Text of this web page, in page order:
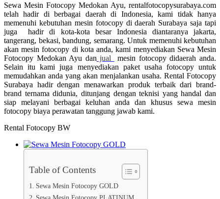
Sewa Mesin Fotocopy Medokan Ayu, rentalfotocopysurabaya.com
telah hadir di berbagai daerah di Indonesia, kami tidak hanya
memenuhi kebutuhan mesin fotocopy di daerah Surabaya saja tapi
juga hadir di kota-kota besar Indonesia diantaranya jakarta,
tangerang, bekasi, bandung, semarang. Untuk memenuhi kebutuhan
akan mesin fotocopy di kota anda, kami menyediakan Sewa Mesin
Fotocopy Medokan Ayu dan jual
mesin fotocopy didaerah anda.
Selain itu kami juga menyediakan paket usaha fotocopy untuk
memudahkan anda yang akan menjalankan usaha. Rental Fotocopy
Surabaya hadir dengan menawarkan produk terbaik dari brand-
brand ternama didunia, ditunjang dengan teknisi yang handal dan
siap melayani berbagai keluhan anda dan khusus sewa mesin
fotocopy biaya perawatan tanggung jawab kami.
Rental Fotocopy BW
Table of Contents
Sewa Mesin Fotocopy GOLD